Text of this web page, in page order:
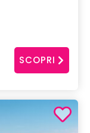
SCOPRI